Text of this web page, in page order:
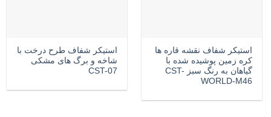
استیکر شفاف نقشه قاره ها
کره زمین پوشیده شده با
گیاهان به رنگ سبز CST-
WORLD-M46
استیکر شفاف طرح درخت با
شاخه و برگ های مشکی
CST-07